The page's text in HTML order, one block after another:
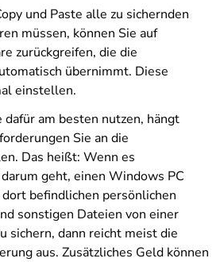
und Paste alle zu sichernden
müssen, können Sie auf
zurückgreifen, die die
übernimmt. Diese
einstellen.
am besten nutzen, hängt
Sie an die
Das heißt: Wenn es
geht, einen Windows PC
befindlichen persönlichen
sonstigen Dateien von einer
sichern, dann reicht meist die
aus. Zusätzliches Geld können